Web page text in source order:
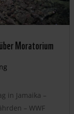
Moratorium
in Jamaika –
– WWF